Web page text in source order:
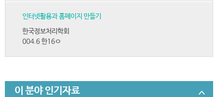
인터넷활용과 홈페이지 만들기
한국정보처리학회
004.6 한16ㅇ
이 분야 인기자료